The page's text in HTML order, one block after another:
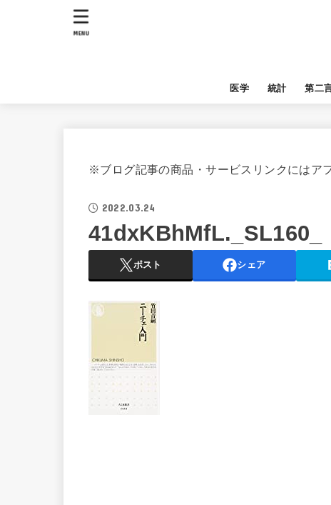
医学 統計 第二
MENU
※ブログ記事の商品・サービスリンクにはア
2022.03.24
41dxKBhMfL._SL160_
ポスト シェア